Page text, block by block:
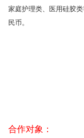
家庭护理类、医用硅胶
民币。
合作对象：